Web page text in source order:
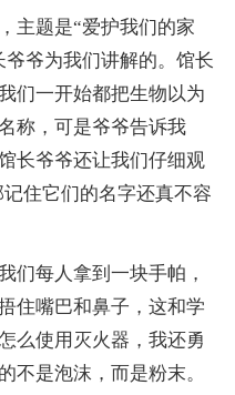
题是“爱护我们的家
爷为我们讲解的。馆长
们一开始都把生物以为
称，可是爷爷告诉我
长爷爷还让我们仔细观
住它们的名字还真不容
每人拿到一块手帕，
住嘴巴和鼻子，这和学
么使用灭火器，我还勇
不是泡沫，而是粉末。